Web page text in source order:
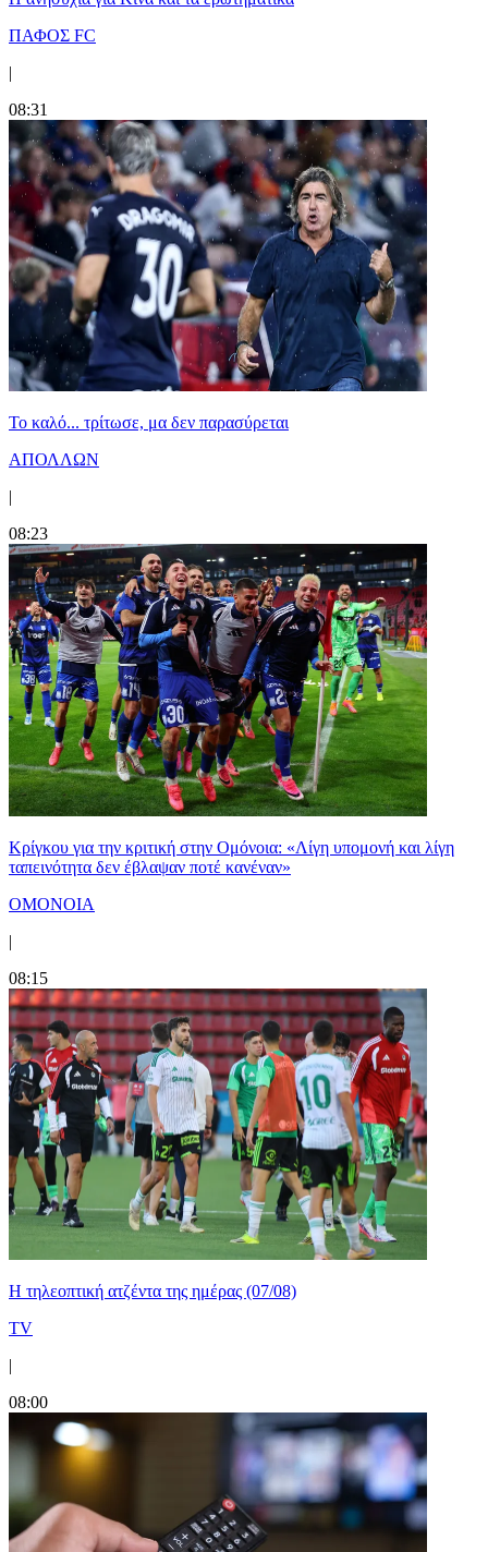
ΠΑΦΟΣ FC
|
08:31
Το καλό... τρίτωσε, μα δεν παρασύρεται
ΑΠΟΛΛΩΝ
|
08:23
Κρίγκου για την κριτική στην Ομόνοια: «Λίγη υπομονή και λίγη
ταπεινότητα δεν έβλαψαν ποτέ κανέναν»
ΟΜΟΝΟΙΑ
|
08:15
Η τηλεοπτική ατζέντα της ημέρας (07/08)
TV
|
08:00